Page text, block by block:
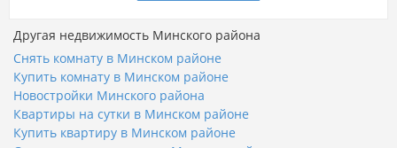
Другая недвижимость Минского района
Снять комнату в Минском районе
Купить комнату в Минском районе
Новостройки Минского района
Квартиры на сутки в Минском районе
Купить квартиру в Минском районе